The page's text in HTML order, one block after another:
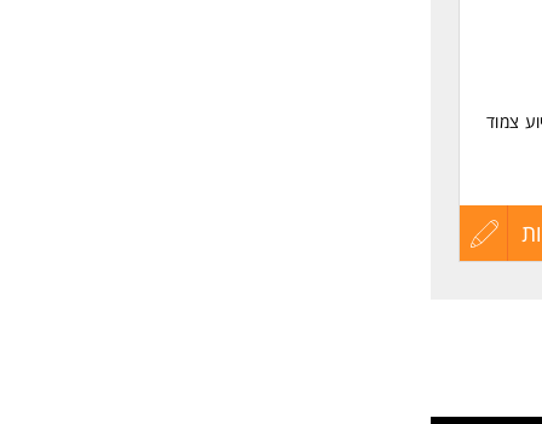
צמוד
עדכון